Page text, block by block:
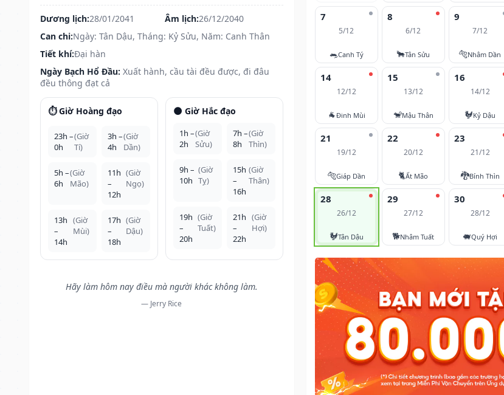
Dương lịch:28/01/2041 Âm lịch:26/12/2040
Can chi:Ngày: Tân Dậu, Tháng: Kỷ Sửu, Năm: Canh Thân
Tiết khí:Đại hàn
Ngày Bạch Hổ Đầu: Xuất hành, cầu tài đều được, đi đâu
đều thông đạt cả
⏱️ Giờ Hoàng đạo
23h –
0h
(Giờ
Tí)
3h –
4h
(Giờ
Dần)
5h –
6h
(Giờ
Mão)
11h
–
12h
(Giờ
Ngọ)
13h
–
14h
(Giờ
Mùi)
17h
–
18h
(Giờ
Dậu)
🌑 Giờ Hắc đạo
1h –
2h
(Giờ
Sửu)
7h –
8h
(Giờ
Thìn)
9h –
10h
(Giờ
Tỵ)
15h
–
16h
(Giờ
Thân)
19h
–
20h
(Giờ
Tuất)
21h
–
22h
(Giờ
Hợi)
Hãy làm hôm nay điều mà người khác không làm.
— Jerry Rice
7
5/12
🐀Canh Tý
8
6/12
🐂Tân Sửu
9
7/12
🐅Nhâm Dần
14
12/12
🐐Đinh Mùi
15
13/12
🐒Mậu Thân
16
14/12
🐓Kỷ Dậu
21
19/12
🐅Giáp Dần
22
20/12
🐈Ất Mão
23
21/12
🐉Bính Thìn
28
26/12
🐓Tân Dậu
29
27/12
🐕Nhâm Tuất
30
28/12
🐖Quý Hợi